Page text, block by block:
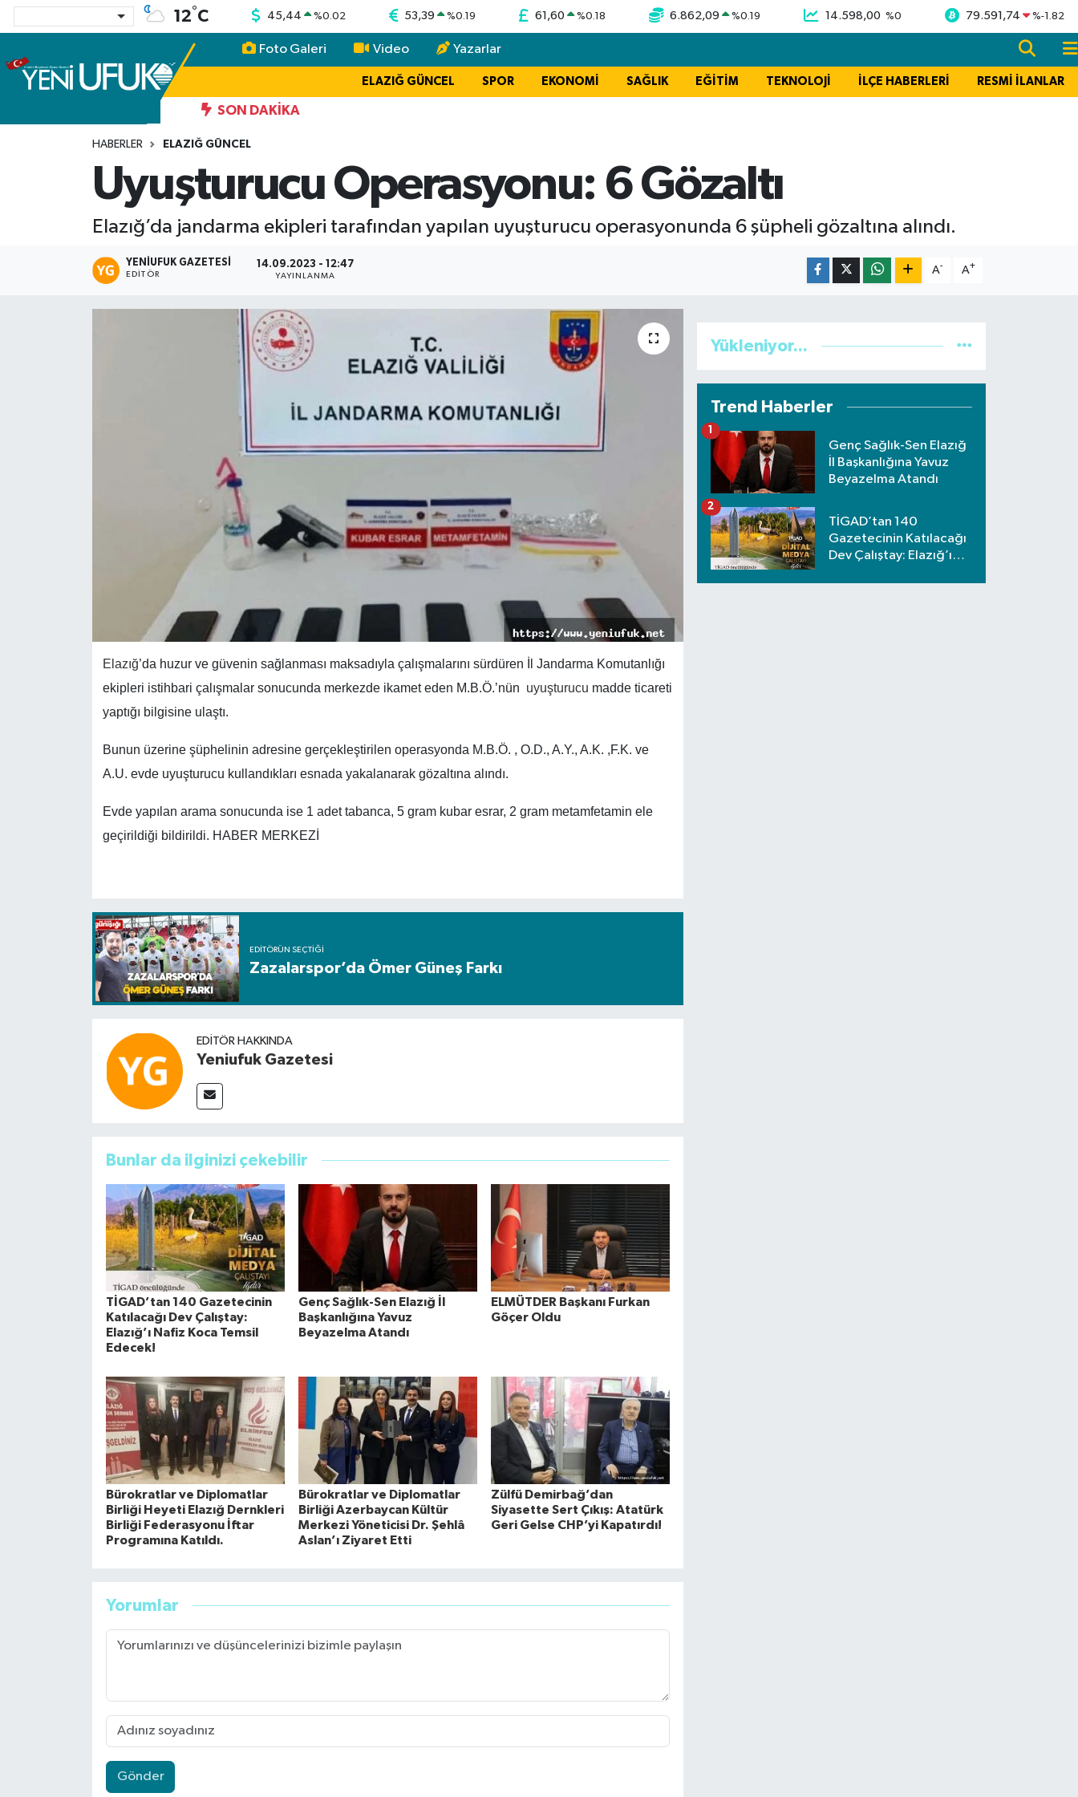
12°C 45,44 %0.02 53,39 %0.19 61,60 %0.18 6.862,09 %0.19 14.598,00 %0 79.591,74 %-1.82
Foto Galeri Video Yazarlar
ELAZIĞ GÜNCEL SPOR EKONOMİ SAĞLIK EĞİTİM TEKNOLOJİ İLÇE HABERLERİ RESMİ İLANLAR
SON DAKIKA
HABERLER ELAZIĞ GÜNCEL
Uyuşturucu Operasyonu: 6 Gözaltı
Elazığ’da jandarma ekipleri tarafından yapılan uyuşturucu operasyonunda 6 şüpheli gözaltına alındı.
YENIUFUK GAZETESI
EDITÖR
14.09.2023 - 12:47
YAYINLANMA
A- A+
Elazığ’da huzur ve güvenin sağlanması maksadıyla çalışmalarını sürdüren İl Jandarma Komutanlığı
ekipleri istihbari çalışmalar sonucunda merkezde ikamet eden M.B.Ö.’nün uyuşturucu madde ticareti
yaptığı bilgisine ulaştı.
Bunun üzerine şüphelinin adresine gerçekleştirilen operasyonda M.B.Ö. , O.D., A.Y., A.K. ,F.K. ve
A.U. evde uyuşturucu kullandıkları esnada yakalanarak gözaltına alındı.
Evde yapılan arama sonucunda ise 1 adet tabanca, 5 gram kubar esrar, 2 gram metamfetamin ele
geçirildiği bildirildi. HABER MERKEZİ
EDITÖRÜN SEÇTIĞI
Zazalarspor’da Ömer Güneş Farkı
EDITÖR HAKKINDA
Yeniufuk Gazetesi
Bunlar da ilginizi çekebilir
TİGAD’tan 140 Gazetecinin
Katılacağı Dev Çalıştay:
Elazığ’ı Nafiz Koca Temsil
Edecek!
Genç Sağlık-Sen Elazığ İl
Başkanlığına Yavuz
Beyazelma Atandı
ELMÜTDER Başkanı Furkan
Göçer Oldu
Bürokratlar ve Diplomatlar
Birliği Heyeti Elazığ Dernkleri
Birliği Federasyonu İftar
Programına Katıldı.
Bürokratlar ve Diplomatlar
Birliği Azerbaycan Kültür
Merkezi Yöneticisi Dr. Şehlâ
Aslan’ı Ziyaret Etti
Zülfü Demirbağ’dan
Siyasette Sert Çıkış: Atatürk
Geri Gelse CHP’yi Kapatırdı!
Yorumlar
Gönder
Yükleniyor...
Trend Haberler
Genç Sağlık-Sen Elazığ
İl Başkanlığına Yavuz
Beyazelma Atandı
1
TİGAD’tan 140
Gazetecinin Katılacağı
Dev Çalıştay: Elazığ’ı
2
Nöbetçi Eczaneler
Namaz Vakitleri
Trafik Durumu
Süper Lig Puan Durumu ve Fikstür
Tüm Manşetler
Son Dakika Haberleri